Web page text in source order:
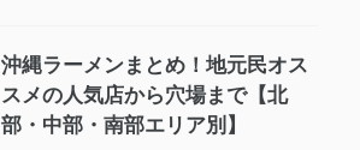
沖縄ラーメンまとめ！地元民オス
スメの人気店から穴場まで【北
部・中部・南部エリア別】